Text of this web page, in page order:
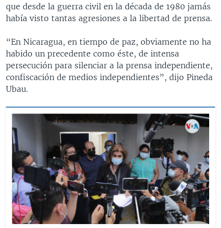
que desde la guerra civil en la década de 1980 jamás
había visto tantas agresiones a la libertad de prensa.
“En Nicaragua, en tiempo de paz, obviamente no ha
habido un precedente como éste, de intensa
persecución para silenciar a la prensa independiente,
confiscación de medios independientes”, dijo Pineda
Ubau.